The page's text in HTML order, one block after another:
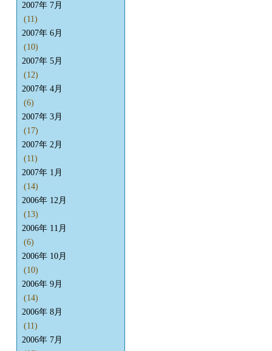
2007年 7月
(11)
2007年 6月
(10)
2007年 5月
(12)
2007年 4月
(6)
2007年 3月
(17)
2007年 2月
(11)
2007年 1月
(14)
2006年 12月
(13)
2006年 11月
(6)
2006年 10月
(10)
2006年 9月
(14)
2006年 8月
(11)
2006年 7月